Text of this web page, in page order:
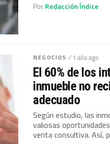
PorRedacción Índice
NEGOCIOS / 1 año ago
El 60% de los
inmueble no
adecuado
Según estudio, las
valiosas
venta consultiva. Así,